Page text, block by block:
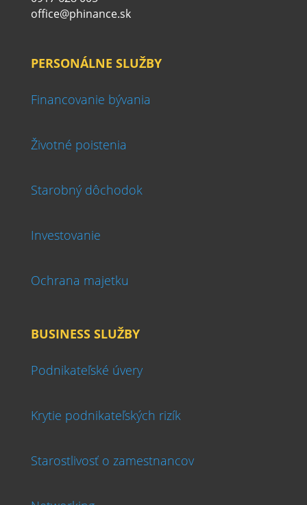
office@phinance.sk
PERSONÁLNE SLUŽBY
Financovanie bývania
Životné poistenia
Starobný dôchodok
Investovanie
Ochrana majetku
BUSINESS SLUŽBY
Podnikateľské úvery
Krytie podnikateľských rizík
Starostlivosť o zamestnancov